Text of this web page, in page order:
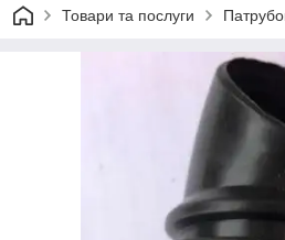
Товари та послуги